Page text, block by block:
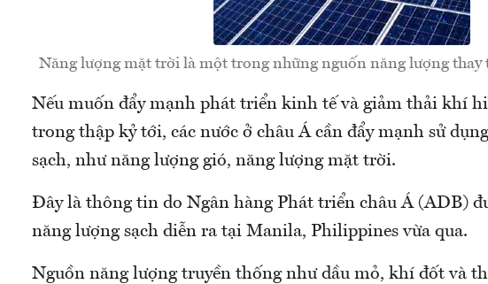
Năng lượng mặt trời là một trong những nguốn năng lượng thay
Nếu muốn đẩy mạnh phát triển kinh tế và giảm thải khí
trong thập kỷ tới, các nước ở châu Á cần đẩy mạnh sử
sạch, như năng lượng gió, năng lượng mặt trời.
Đây là thông tin do Ngân hàng Phát triển châu Á (ADB)
năng lượng sạch diễn ra tại Manila, Philippines vừa qua.
Nguồn năng lượng truyền thống như dầu mỏ, khí đốt và